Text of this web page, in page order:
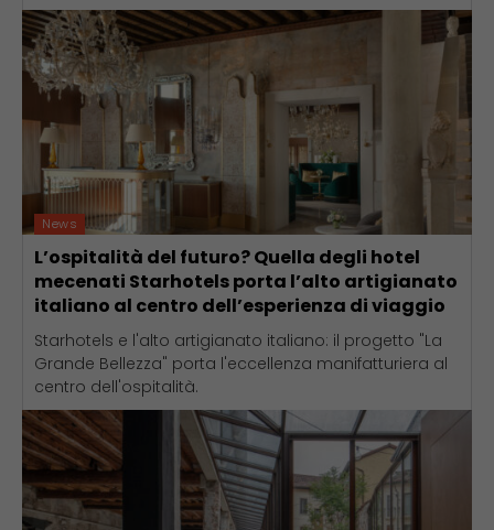
News
L’ospitalità del futuro? Quella degli hotel
mecenati Starhotels porta l’alto artigianato
italiano al centro dell’esperienza di viaggio
Starhotels e l'alto artigianato italiano: il progetto "La
Grande Bellezza" porta l'eccellenza manifatturiera al
centro dell'ospitalità.